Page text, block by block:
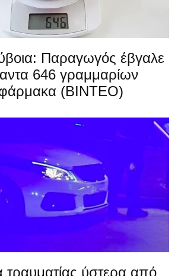
Παραγωγός έβγαλε
646 γραμμαρίων
(ΒΙΝΤΕΟ)
τραυματίας ύστερα από